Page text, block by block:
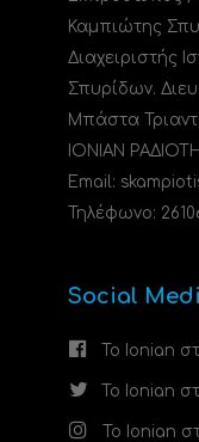
Καμπιώτης
Διαχειριστής
Σπυρίδων.
Μπάστα
ΙΟΝΙΑΝ
Email:
Τηλέφωνο:
Social
Το Ionian
Το Ionian
Το Ionian